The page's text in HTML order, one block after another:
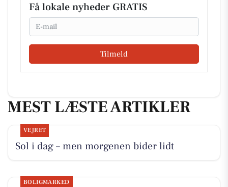
Få lokale nyheder GRATIS
Email
Tilmeld
MEST LÆSTE ARTIKLER
VEJRET
Sol i dag – men morgenen bider lidt
BOLIGMARKED